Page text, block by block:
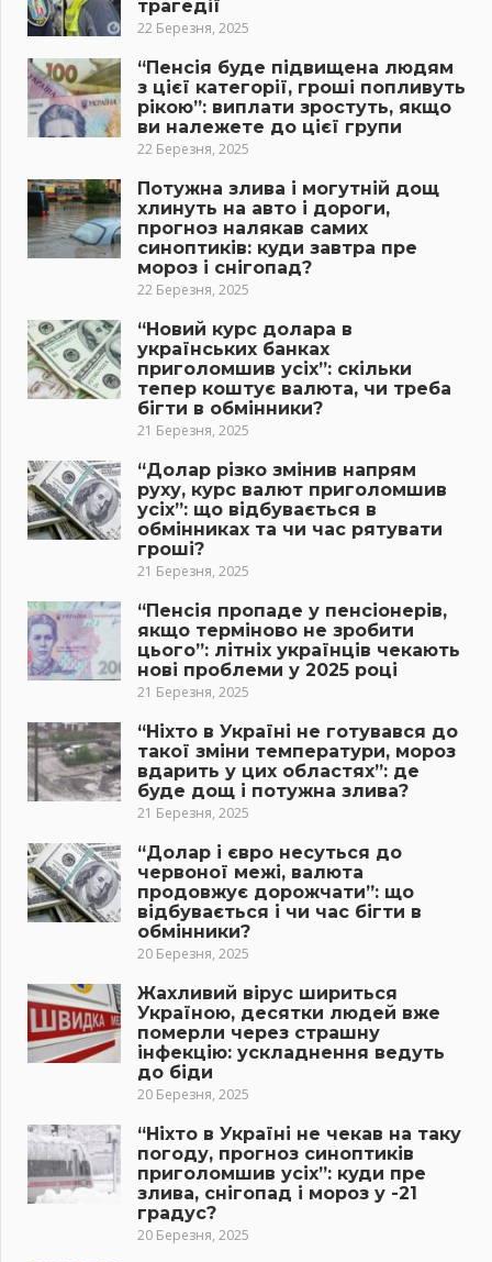
трагедії
22 Березня, 2025
“Пенсія буде підвищена людям
з цієї категорії, гроші попливуть
рікою”: виплати зростуть, якщо
ви належете до цієї групи
22 Березня, 2025
Потужна злива і могутній дощ
хлинуть на авто і дороги,
прогноз налякав самих
синоптиків: куди завтра пре
мороз і снігопад?
22 Березня, 2025
“Новий курс долара в
українських банках
приголомшив усіх”: скільки
тепер коштує валюта, чи треба
бігти в обмінники?
21 Березня, 2025
“Долар різко змінив напрям
руху, курс валют приголомшив
усіх”: що відбувається в
обмінниках та чи час рятувати
гроші?
21 Березня, 2025
“Пенсія пропаде у пенсіонерів,
якщо терміново не зробити
цього”: літніх українців чекають
нові проблеми у 2025 році
21 Березня, 2025
“Ніхто в Україні не готувався до
такої зміни температури, мороз
вдарить у цих областях”: де
буде дощ і потужна злива?
21 Березня, 2025
“Долар і євро несуться до
червоної межі, валюта
продовжує дорожчати”: що
відбувається і чи час бігти в
обмінники?
20 Березня, 2025
Жахливий вірус шириться
Україною, десятки людей вже
померли через страшну
інфекцію: ускладнення ведуть
до біди
20 Березня, 2025
“Ніхто в Україні не чекав на таку
погоду, прогноз синоптиків
приголомшив усіх”: куди пре
злива, снігопад і мороз у -21
градус?
20 Березня, 2025